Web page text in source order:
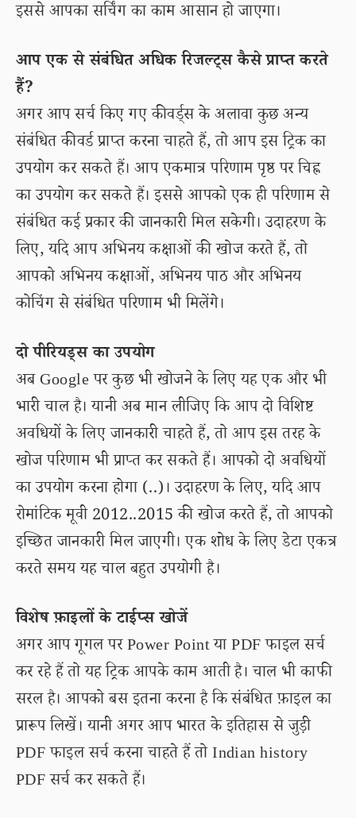
इससे आपका सर्चिंग का काम आसान हो जाएगा।
आप एक से संबंधित अधिक रिजल्ट्स कैसे प्राप्त करते
हैं?
अगर आप सर्च किए गए कीवर्ड्स के अलावा कुछ अन्य
संबंधित कीवर्ड प्राप्त करना चाहते हैं, तो आप इस ट्रिक का
उपयोग कर सकते हैं। आप एकमात्र परिणाम पृष्ठ पर चिह्न
का उपयोग कर सकते हैं। इससे आपको एक ही परिणाम से
संबंधित कई प्रकार की जानकारी मिल सकेगी। उदाहरण के
लिए, यदि आप अभिनय कक्षाओं की खोज करते हैं, तो
आपको अभिनय कक्षाओं, अभिनय पाठ और अभिनय
कोचिंग से संबंधित परिणाम भी मिलेंगे।
दो पीरियड्स का उपयोग
अब Google पर कुछ भी खोजने के लिए यह एक और भी
भारी चाल है। यानी अब मान लीजिए कि आप दो विशिष्ट
अवधियों के लिए जानकारी चाहते हैं, तो आप इस तरह के
खोज परिणाम भी प्राप्त कर सकते हैं। आपको दो अवधियों
का उपयोग करना होगा (..)। उदाहरण के लिए, यदि आप
रोमांटिक मूवी 2012..2015 की खोज करते हैं, तो आपको
इच्छित जानकारी मिल जाएगी। एक शोध के लिए डेटा एकत्र
करते समय यह चाल बहुत उपयोगी है।
विशेष फ़ाइलों के टाईप्स खोजें
अगर आप गूगल पर Power Point या PDF फाइल सर्च
कर रहे हैं तो यह ट्रिक आपके काम आती है। चाल भी काफी
सरल है। आपको बस इतना करना है कि संबंधित फ़ाइल का
प्रारूप लिखें। यानी अगर आप भारत के इतिहास से जुड़ी
PDF फाइल सर्च करना चाहते हैं तो Indian history
PDF सर्च कर सकते हैं।